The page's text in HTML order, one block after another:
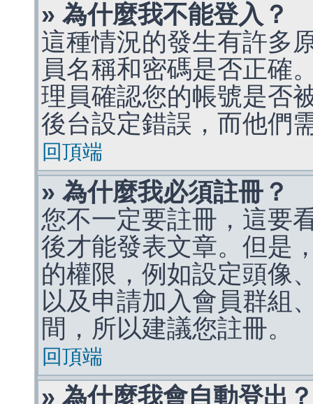
» 為什麼我不能登入？
這種情況的發生有許多
員名稱和密碼是否正確
理員確認您的帳號是否
後台設定錯誤，而他們
回頂端
» 為什麼我必須註冊？
您不一定要註冊，這要
後才能發表文章。但是
的權限，例如設定頭像
以及申請加入會員群組
間，所以建議您註冊。
回頂端
» 為什麼我會自動登出？